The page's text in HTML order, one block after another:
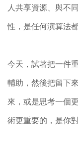
人共享資源、與不
性，是任何演算法
今天，試著把一件
輔助，然後把留下
來，或是思考一個
術更重要的，是你